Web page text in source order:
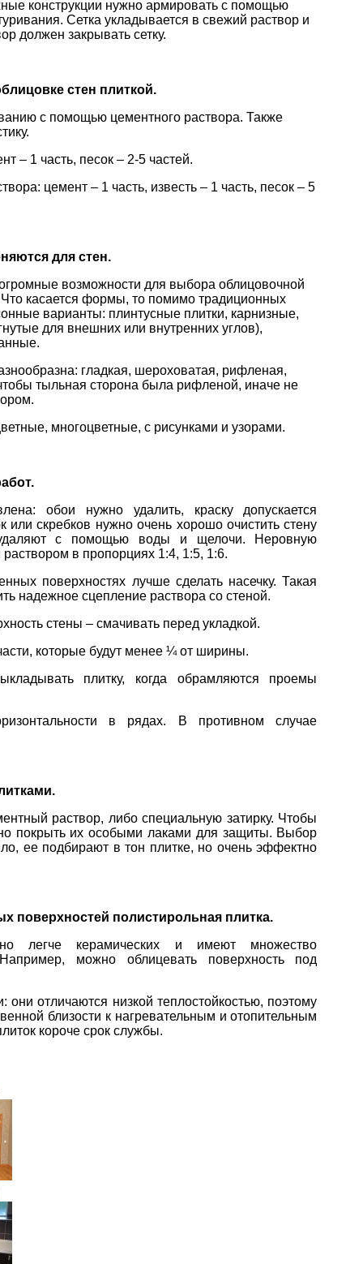
конструкции нужно армировать с помощью
Сетка укладывается в свежий раствор и
должен закрывать сетку.
стен плиткой.
с помощью цементного раствора. Также
– 1 часть, песок – 2-5 частей.
цемент – 1 часть, известь – 1 часть, песок – 5
для стен.
возможности для выбора облицовочной
касается формы, то помимо традиционных
варианты: плинтусные плитки, карнизные,
для внешних или внутренних углов),
гладкая, шероховатая, рифленая,
тыльная сторона была рифленой, иначе не
многоцветные, с рисунками и узорами.
обои нужно удалить, краску допускается
скребков нужно очень хорошо очистить стену
с помощью воды и щелочи. Неровную
в пропорциях 1:4, 1:5, 1:6.
поверхностях лучше сделать насечку. Такая
надежное сцепление раствора со стеной.
стены – смачивать перед укладкой.
которые будут менее ¼ от ширины.
плитку, когда обрамляются проемы
в рядах. В противном случае
раствор, либо специальную затирку. Чтобы
покрыть их особыми лаками для защиты. Выбор
ее подбирают в тон плитке, но очень эффектно
поверхностей полистирольная плитка.
легче керамических и имеют множество
можно облицевать поверхность под
они отличаются низкой теплостойкостью, поэтому
близости к нагревательным и отопительным
короче срок службы.